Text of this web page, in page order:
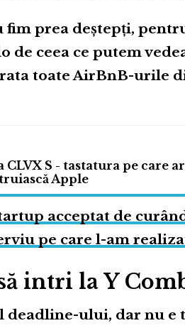
fim prea deștepți,
ceea ce putem
toate AirBnB-urile
CLVX S - tastatura pe care ar
Apple
acceptat de
pe care l-am
intri la Y
deadline-ului, dar nu e